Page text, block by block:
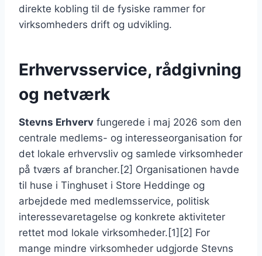
direkte kobling til de fysiske rammer for
virksomheders drift og udvikling.
Erhvervsservice, rådgivning
og netværk
Stevns Erhverv fungerede i maj 2026 som den
centrale medlems- og interesseorganisation for
det lokale erhvervsliv og samlede virksomheder
på tværs af brancher.[2] Organisationen havde
til huse i Tinghuset i Store Heddinge og
arbejdede med medlemsservice, politisk
interessevaretagelse og konkrete aktiviteter
rettet mod lokale virksomheder.[1][2] For
mange mindre virksomheder udgjorde Stevns